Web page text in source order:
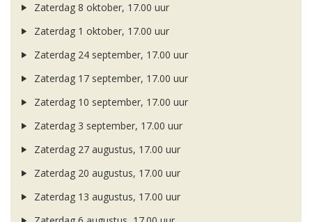
Zaterdag 8 oktober, 17.00 uur
Zaterdag 1 oktober, 17.00 uur
Zaterdag 24 september, 17.00 uur
Zaterdag 17 september, 17.00 uur
Zaterdag 10 september, 17.00 uur
Zaterdag 3 september, 17.00 uur
Zaterdag 27 augustus, 17.00 uur
Zaterdag 20 augustus, 17.00 uur
Zaterdag 13 augustus, 17.00 uur